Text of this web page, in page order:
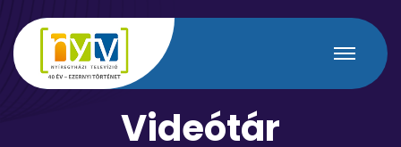
Videótár